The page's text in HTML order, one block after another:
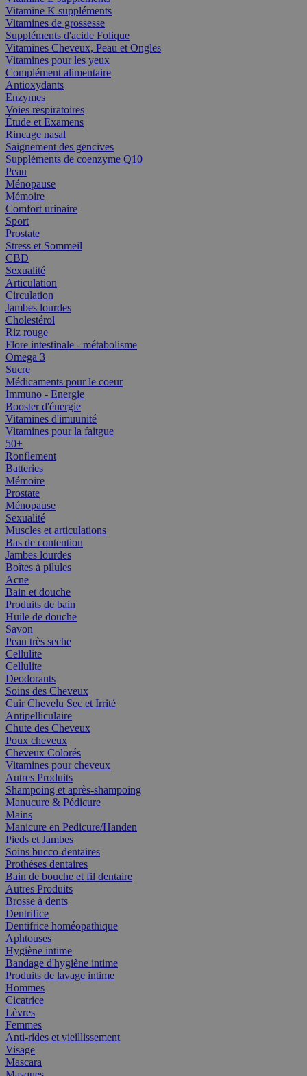
Vitamine K suppléments
Vitamines de grossesse
Suppléments d'acide Folique
Vitamines Cheveux, Peau et Ongles
Vitamines pour les yeux
Complément alimentaire
Antioxydants
Enzymes
Voies respiratoires
Étude et Examens
Rincage nasal
Saignement des gencives
Suppléments de coenzyme Q10
Peau
Ménopause
Mémoire
Comfort urinaire
Sport
Prostate
Stress et Sommeil
CBD
Sexualité
Articulation
Circulation
Jambes lourdes
Cholestérol
Riz rouge
Flore intestinale - métabolisme
Omega 3
Sucre
Médicaments pour le coeur
Immuno - Energie
Booster d'énergie
Vitamines d'imuunité
Vitamines pour la faitgue
50+
Ronflement
Batteries
Mémoire
Prostate
Ménopause
Sexualité
Muscles et articulations
Bas de contention
Jambes lourdes
Boîtes à pilules
Acne
Bain et douche
Produits de bain
Huile de douche
Savon
Peau très seche
Cellulite
Cellulite
Deodorants
Soins des Cheveux
Cuir Chevelu Sec et Irrité
Antipelliculaire
Chute des Cheveux
Poux cheveux
Cheveux Colorés
Vitamines pour cheveux
Autres Produits
Shampoing et après-shampoing
Manucure & Pédicure
Mains
Manicure en Pedicure/Handen
Pieds et Jambes
Soins bucco-dentaires
Prothèses dentaires
Bain de bouche et fil dentaire
Autres Produits
Brosse à dents
Dentrifice
Dentifrice homéopathique
Aphtouses
Hygiène intime
Bandage d'hygiène intime
Produits de lavage intime
Hommes
Cicatrice
Lèvres
Femmes
Anti-rides et vieillissement
Visage
Mascara